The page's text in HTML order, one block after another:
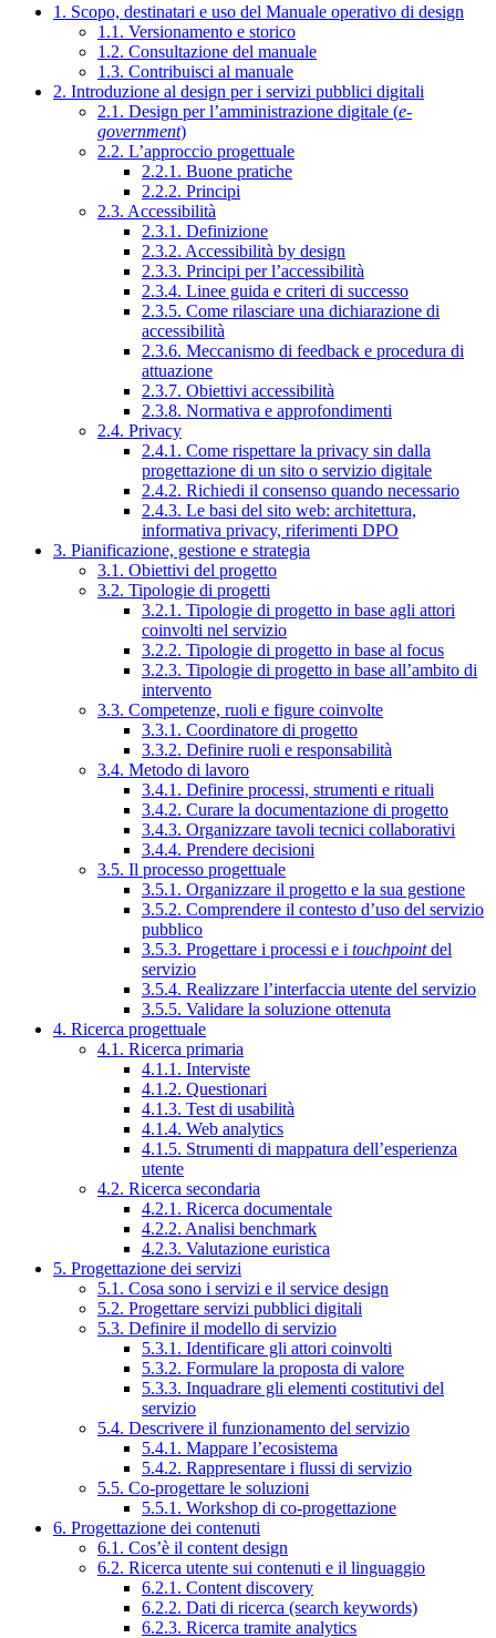
1. Scopo, destinatari e uso del Manuale operativo di design
1.1. Versionamento e storico
1.2. Consultazione del manuale
1.3. Contribuisci al manuale
2. Introduzione al design per i servizi pubblici digitali
2.1. Design per l’amministrazione digitale (e-
government)
2.2. L’approccio progettuale
2.2.1. Buone pratiche
2.2.2. Principi
2.3. Accessibilità
2.3.1. Definizione
2.3.2. Accessibilità by design
2.3.3. Principi per l’accessibilità
2.3.4. Linee guida e criteri di successo
2.3.5. Come rilasciare una dichiarazione di
accessibilità
2.3.6. Meccanismo di feedback e procedura di
attuazione
2.3.7. Obiettivi accessibilità
2.3.8. Normativa e approfondimenti
2.4. Privacy
2.4.1. Come rispettare la privacy sin dalla
progettazione di un sito o servizio digitale
2.4.2. Richiedi il consenso quando necessario
2.4.3. Le basi del sito web: architettura,
informativa privacy, riferimenti DPO
3. Pianificazione, gestione e strategia
3.1. Obiettivi del progetto
3.2. Tipologie di progetti
3.2.1. Tipologie di progetto in base agli attori
coinvolti nel servizio
3.2.2. Tipologie di progetto in base al focus
3.2.3. Tipologie di progetto in base all’ambito di
intervento
3.3. Competenze, ruoli e figure coinvolte
3.3.1. Coordinatore di progetto
3.3.2. Definire ruoli e responsabilità
3.4. Metodo di lavoro
3.4.1. Definire processi, strumenti e rituali
3.4.2. Curare la documentazione di progetto
3.4.3. Organizzare tavoli tecnici collaborativi
3.4.4. Prendere decisioni
3.5. Il processo progettuale
3.5.1. Organizzare il progetto e la sua gestione
3.5.2. Comprendere il contesto d’uso del servizio
pubblico
3.5.3. Progettare i processi e i touchpointdel
servizio
3.5.4. Realizzare l’interfaccia utente del servizio
3.5.5. Validare la soluzione ottenuta
4. Ricerca progettuale
4.1. Ricerca primaria
4.1.1. Interviste
4.1.2. Questionari
4.1.3. Test di usabilità
4.1.4. Web analytics
4.1.5. Strumenti di mappatura dell’esperienza
utente
4.2. Ricerca secondaria
4.2.1. Ricerca documentale
4.2.2. Analisi benchmark
4.2.3. Valutazione euristica
5. Progettazione dei servizi
5.1. Cosa sono i servizi e il service design
5.2. Progettare servizi pubblici digitali
5.3. Definire il modello di servizio
5.3.1. Identificare gli attori coinvolti
5.3.2. Formulare la proposta di valore
5.3.3. Inquadrare gli elementi costitutivi del
servizio
5.4. Descrivere il funzionamento del servizio
5.4.1. Mappare l’ecosistema
5.4.2. Rappresentare i flussi di servizio
5.5. Co-progettare le soluzioni
5.5.1. Workshop di co-progettazione
6. Progettazione dei contenuti
6.1. Cos’è il content design
6.2. Ricerca utente sui contenuti e il linguaggio
6.2.1. Content discovery
6.2.2. Dati di ricerca (search keywords)
6.2.3. Ricerca tramite analytics